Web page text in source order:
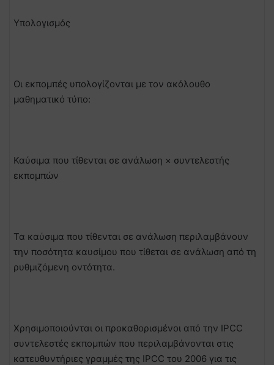
Υπολογισμός
Οι εκπομπές υπολογίζονται με τον ακόλουθο
μαθηματικό τύπο:
Καύσιμα που τίθενται σε ανάλωση × συντελεστής
εκπομπών
Τα καύσιμα που τίθενται σε ανάλωση περιλαμβάνουν
την ποσότητα καυσίμου που τίθεται σε ανάλωση από τη
ρυθμιζόμενη οντότητα.
Χρησιμοποιούνται οι προκαθορισμένοι από την IPCC
συντελεστές εκπομπών που περιλαμβάνονται στις
κατευθυντήριες γραμμές της IPCC του 2006 για τις